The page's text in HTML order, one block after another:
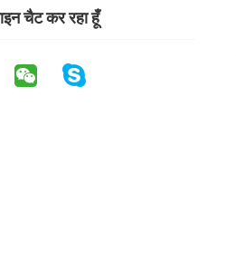
चैट कर रहा हूँ